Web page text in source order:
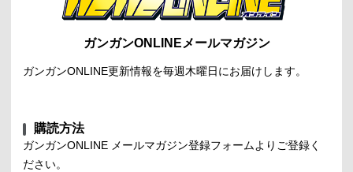
ガンガンONLINEメールマガジン
ガンガンONLINE更新情報を毎週木曜日にお届けします。
購読方法
ガンガンONLINE メールマガジン登録フォームよりご登録く
ださい。